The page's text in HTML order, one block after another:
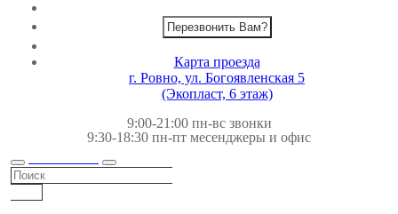
Перезвонить Вам?
Карта проезда
г. Ровно, ул. Богоявленская 5
(Экопласт, 6 этаж)
9:00-21:00 пн-вс звонки
9:30-18:30 пн-пт месенджеры и офис